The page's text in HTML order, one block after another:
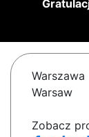
Warszawa
Warsaw
Zobacz